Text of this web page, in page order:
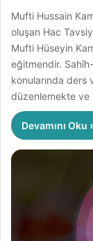
Mufti Hussain
oluşan Hac
Mufti Hüseyin
eğitmendir.
konularında ders
düzenlemekte ve
Devamını Oku